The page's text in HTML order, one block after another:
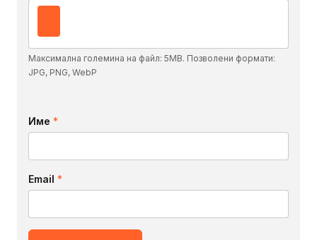
Максимална големина на файл: 5MB. Позволени формати:
JPG, PNG, WebP
Име *
Email *